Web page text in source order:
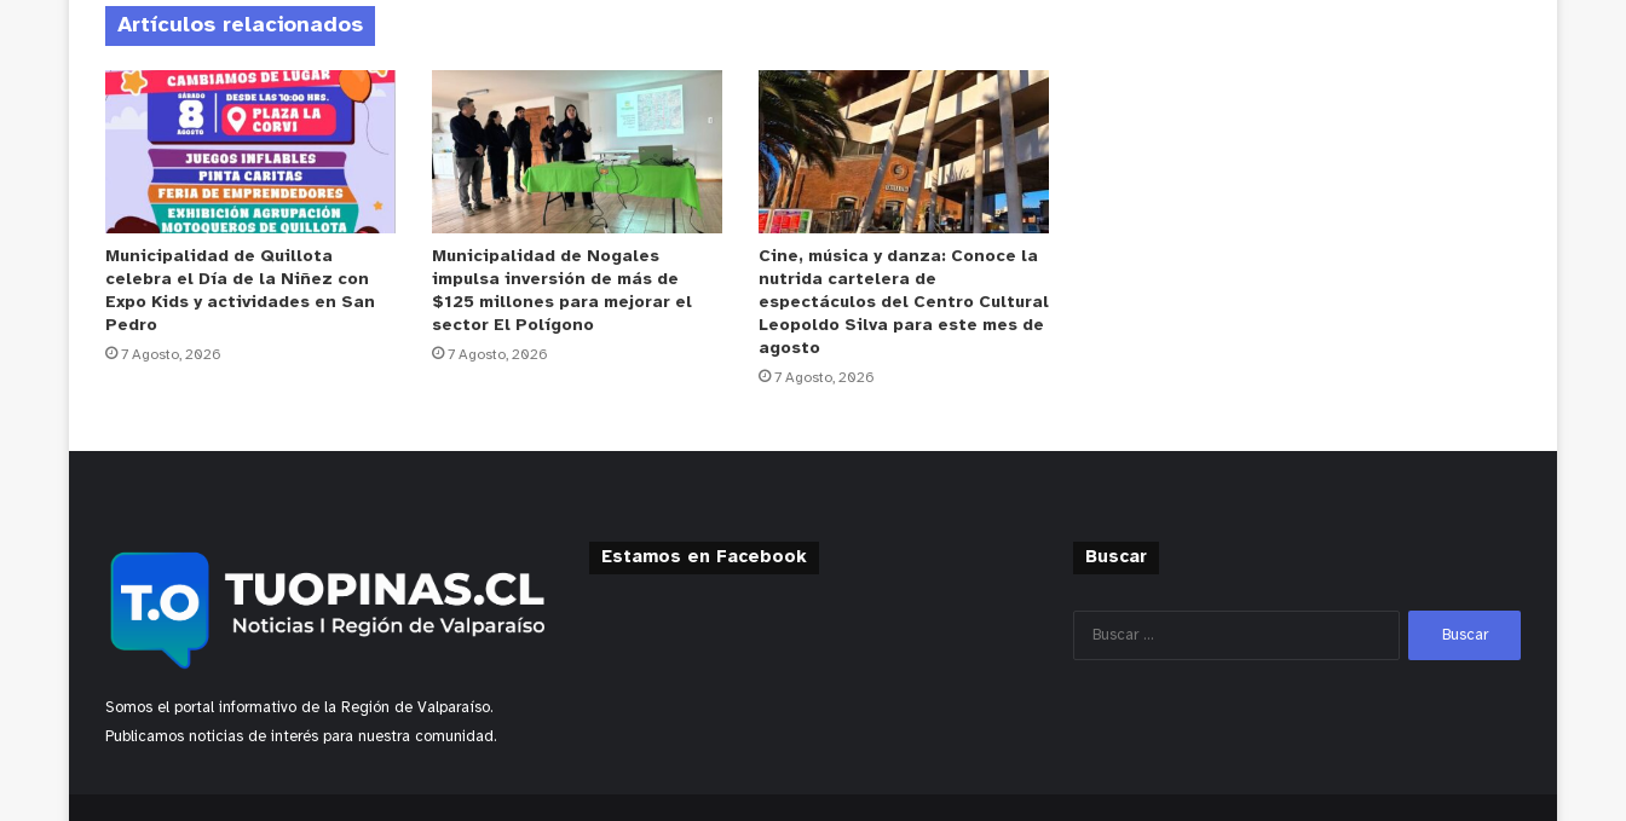
Artículos relacionados
Municipalidad de Quillota
celebra el Día de la Niñez con
Expo Kids y actividades en San
Pedro
7 Agosto, 2026
Municipalidad de Nogales
impulsa inversión de más de
$125 millones para mejorar el
sector El Polígono
7 Agosto, 2026
Cine, música y danza: Conoce la
nutrida cartelera de
espectáculos del Centro Cultural
Leopoldo Silva para este mes de
agosto
7 Agosto, 2026
Somos el portal informativo de la Región de Valparaíso.
Publicamos noticias de interés para nuestra comunidad.
Estamos en Facebook Buscar